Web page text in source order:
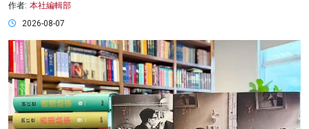
作者: 本社編輯部
2026-08-07